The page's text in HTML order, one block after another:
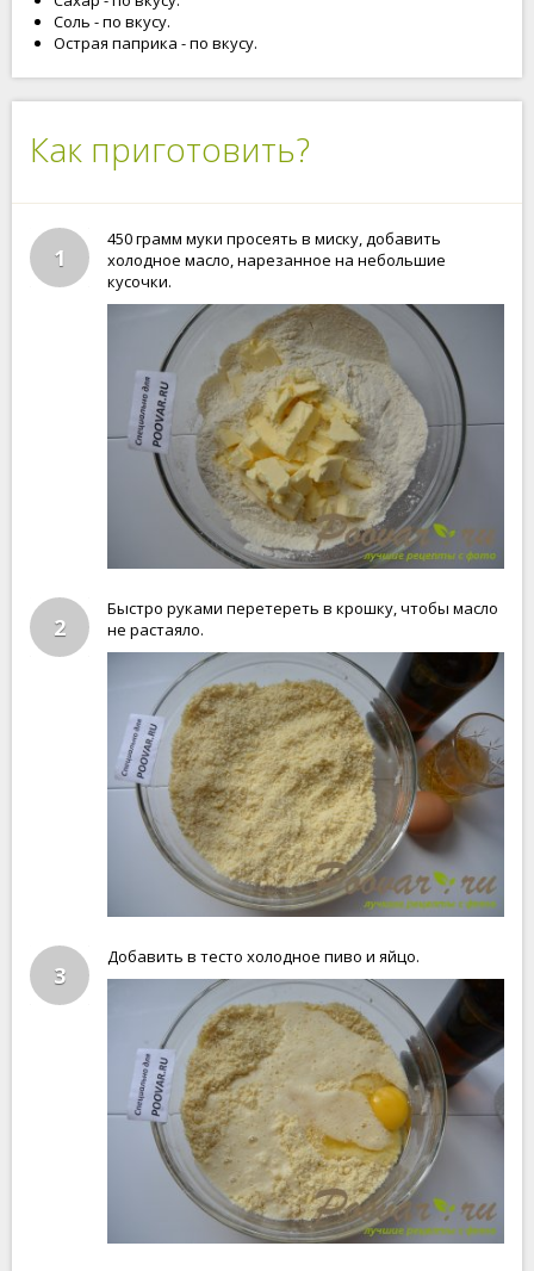
Соль - по вкусу.
Острая паприка - по вкусу.
Как приготовить?
1
450 грамм муки просеять в миску, добавить
холодное масло, нарезанное на небольшие
кусочки.
2
Быстро руками перетереть в крошку, чтобы масло
не растаяло.
3
Добавить в тесто холодное пиво и яйцо.